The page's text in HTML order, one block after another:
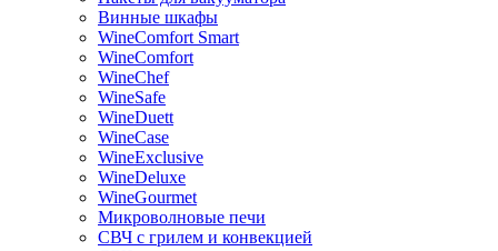
Винные шкафы
WineComfort Smart
WineComfort
WineChef
WineSafe
WineDuett
WineCase
WineExclusive
WineDeluxe
WineGourmet
Микроволновые печи
СВЧ с грилем и конвекцией